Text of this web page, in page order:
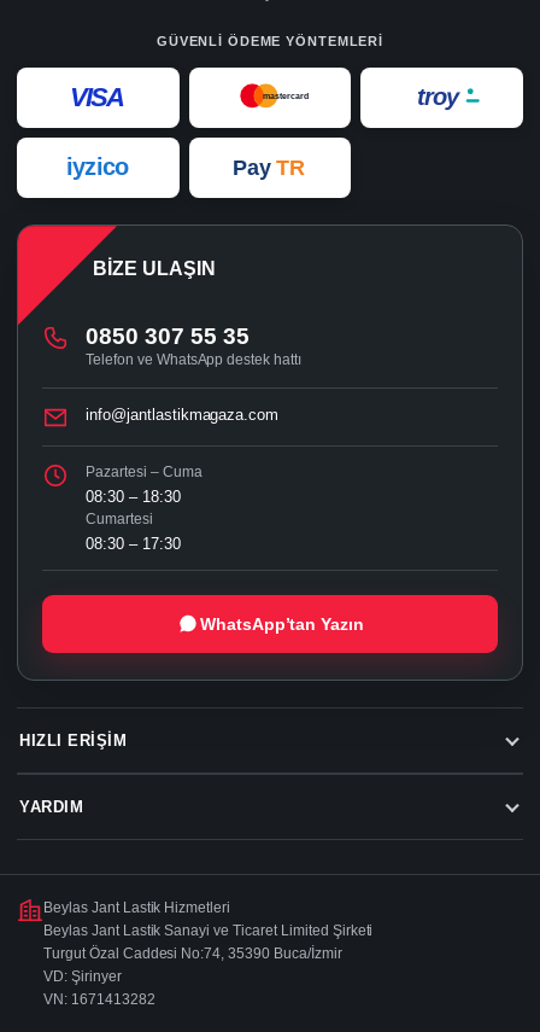
GÜVENLI ÖDEME YÖNTEMLERI
VISA mastercard troy
iyzico Pay TR
HIZLI ERIŞIM
YARDIM
BIZE ULAŞIN
0850 307 55 35
Telefon ve WhatsApp destek hattı
info@jantlastikmagaza.com
Pazartesi – Cuma
08:30 – 18:30
Cumartesi
08:30 – 17:30
WhatsApp’tan Yazın
Beylas Jant Lastik Hizmetleri
Beylas Jant Lastik Sanayi ve Ticaret Limited Şirketi
Turgut Özal Caddesi No:74, 35390 Buca/İzmir
VD: Şirinyer
VN: 1671413282